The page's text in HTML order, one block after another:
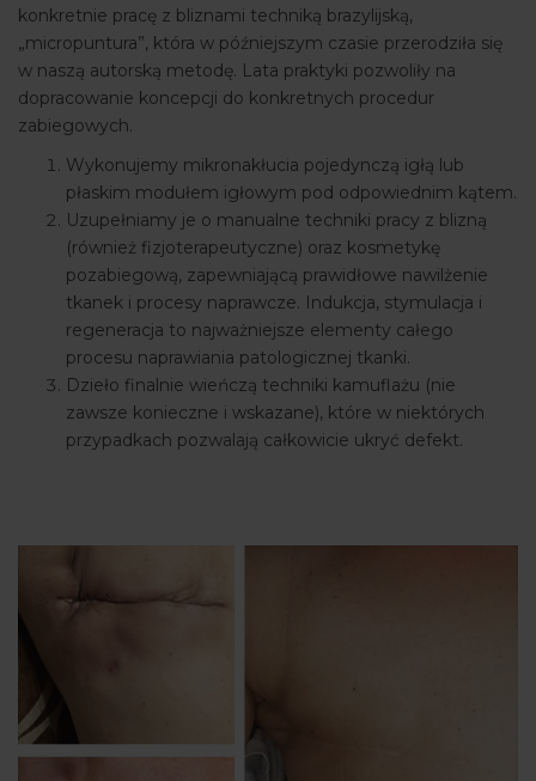
konkretnie pracę z bliznami techniką brazylijską,
„micropuntura”, która w późniejszym czasie przerodziła się
w naszą autorską metodę. Lata praktyki pozwoliły na
dopracowanie koncepcji do konkretnych procedur
zabiegowych.
Wykonujemy mikronakłucia pojedynczą igłą lub
płaskim modułem igłowym pod odpowiednim kątem.
Uzupełniamy je o manualne techniki pracy z blizną
(również fizjoterapeutyczne) oraz kosmetykę
pozabiegową, zapewniającą prawidłowe nawilżenie
tkanek i procesy naprawcze. Indukcja, stymulacja i
regeneracja to najważniejsze elementy całego
procesu naprawiania patologicznej tkanki.
Dzieło finalnie wieńczą techniki kamuflażu (nie
zawsze konieczne i wskazane), które w niektórych
przypadkach pozwalają całkowicie ukryć defekt.